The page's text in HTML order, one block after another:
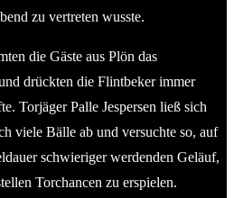
zu vertreten wusste.
die Gäste aus Plön das
drückten die Flintbeker immer
Torjäger Palle Jespersen ließ sich
viele Bälle ab und versuchte so, auf
schwieriger werdenden Geläuf,
Torchancen zu erspielen.